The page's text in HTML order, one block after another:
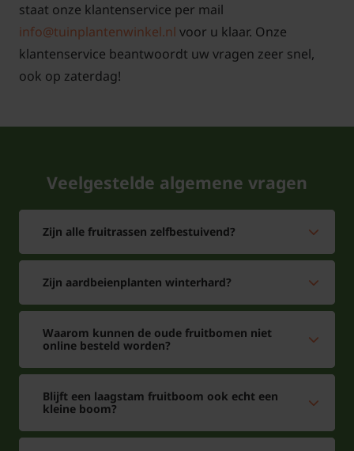
staat onze klantenservice per mail
info@tuinplantenwinkel.nl voor u klaar. Onze
klantenservice beantwoordt uw vragen zeer snel,
ook op zaterdag!
Veelgestelde algemene vragen
Zijn alle fruitrassen zelfbestuivend?
Zijn aardbeienplanten winterhard?
Waarom kunnen de oude fruitbomen niet
online besteld worden?
Blijft een laagstam fruitboom ook echt een
kleine boom?